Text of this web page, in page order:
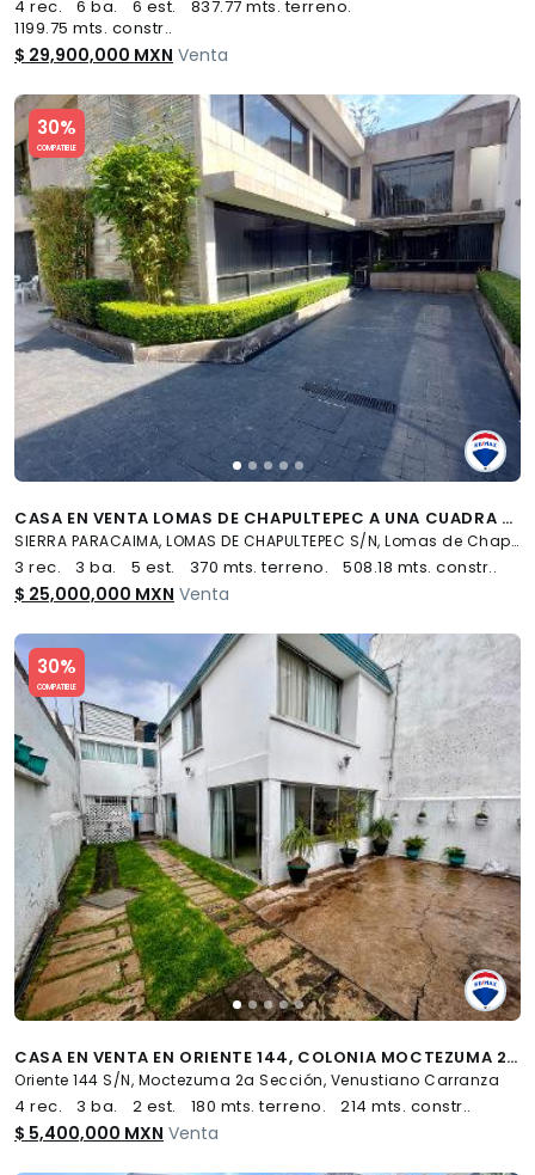
4 rec. 6 ba. 6 est.
837.77 mts. terreno.
1199.75 mts. constr..
$ 29,900,000 MXN Venta
30%
COMPATIBLE
Slide 1 of 5
CASA EN VENTA LOMAS DE CHAPULTEPEC A UNA CUADRA DE PALMAS - (34)
SIERRA PARACAIMA, LOMAS DE CHAPULTEPEC S/N, Lomas de Chapultepec, Miguel Hidalgo
3 rec. 3 ba. 5 est. 370 mts. terreno. 508.18 mts. constr..
$ 25,000,000 MXN Venta
30%
COMPATIBLE
Slide 1 of 5
CASA EN VENTA EN ORIENTE 144, COLONIA MOCTEZUMA 2A SECC, VENUSTIANO CARRANZA - (34)
Oriente 144 S/N, Moctezuma 2a Sección, Venustiano Carranza
4 rec. 3 ba. 2 est. 180 mts. terreno. 214 mts. constr..
$ 5,400,000 MXN Venta